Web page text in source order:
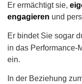
Er ermächtigt sie,
engagieren und
Er bindet Sie sogar
in das Performance-
ein.
In der Beziehung